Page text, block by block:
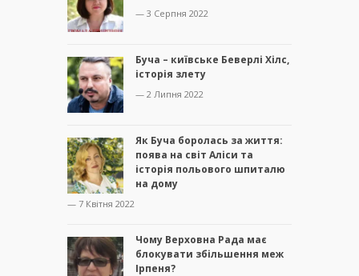
— 3 Серпня 2022
Буча – київське Беверлі Хілс,
історія злету
— 2 Липня 2022
Як Буча боролась за життя:
поява на світ Аліси та
історія польового шпиталю
на дому
— 7 Квітня 2022
Чому Верховна Рада має
блокувати збільшення меж
Ірпеня?